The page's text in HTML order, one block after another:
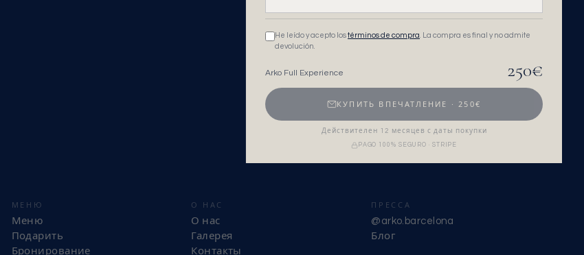
He leído y acepto lostérminos de compra . La compra es final y no admite
devolución.
Arko Full Experience 250€
КУПИТЬ ВПЕЧАТЛЕНИЕ ·250€
Действителен 12 месяцев с даты покупки
PAGO 100% SEGURO · STRIPE
МЕНЮ
Меню
Подарить
Бронирование
О НАС
О нас
Галерея
Контакты
ПРЕССА
@arko.barcelona
Блог